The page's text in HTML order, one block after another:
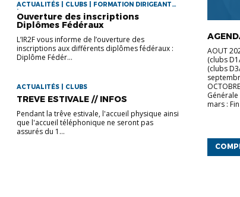
ACTUALITÉS | CLUBS | FORMATION DIRIGEANTS
| FORMATION EDUCATEURS
Ouverture des inscriptions
Diplômes Fédéraux
L’IR2F vous informe de l’ouverture des
inscriptions aux différents diplômes fédéraux :
Diplôme Fédér...
ACTUALITÉS | CLUBS
TREVE ESTIVALE // INFOS
Pendant la trêve estivale, l'accueil physique ainsi
que l'accueil téléphonique ne seront pas
assurés du 1...
AOUT
(clubs
(clubs
mars :